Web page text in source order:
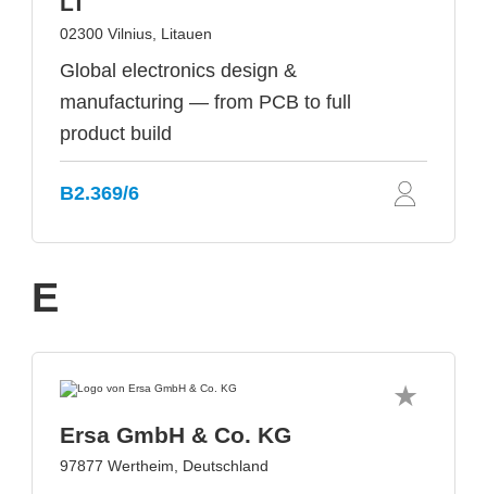
02300 Vilnius, Litauen
Global electronics design &
manufacturing — from PCB to full
product build
B2.369/6
E
Ersa GmbH & Co. KG
97877 Wertheim, Deutschland